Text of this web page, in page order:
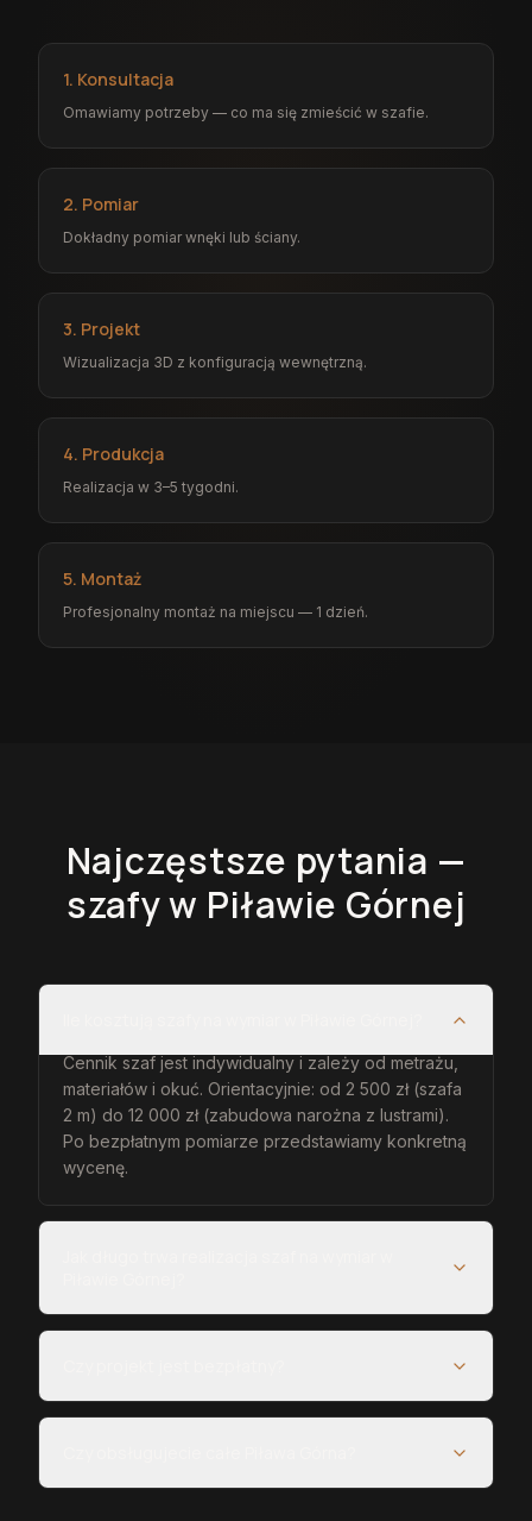
1. Konsultacja
Omawiamy potrzeby — co ma się zmieścić w szafie.
2. Pomiar
Dokładny pomiar wnęki lub ściany.
3. Projekt
Wizualizacja 3D z konfiguracją wewnętrzną.
4. Produkcja
Realizacja w 3–5 tygodni.
5. Montaż
Profesjonalny montaż na miejscu — 1 dzień.
Najczęstsze pytania —
szafyw Piławie Górnej
Cennik szaf jest indywidualny i zależy od metrażu,
materiałów i okuć. Orientacyjnie: od 2 500 zł (szafa
2 m) do 12 000 zł (zabudowa narożna z lustrami).
Po bezpłatnym pomiarze przedstawiamy konkretną
wycenę.